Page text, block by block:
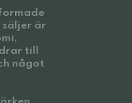
säljer är
till
något